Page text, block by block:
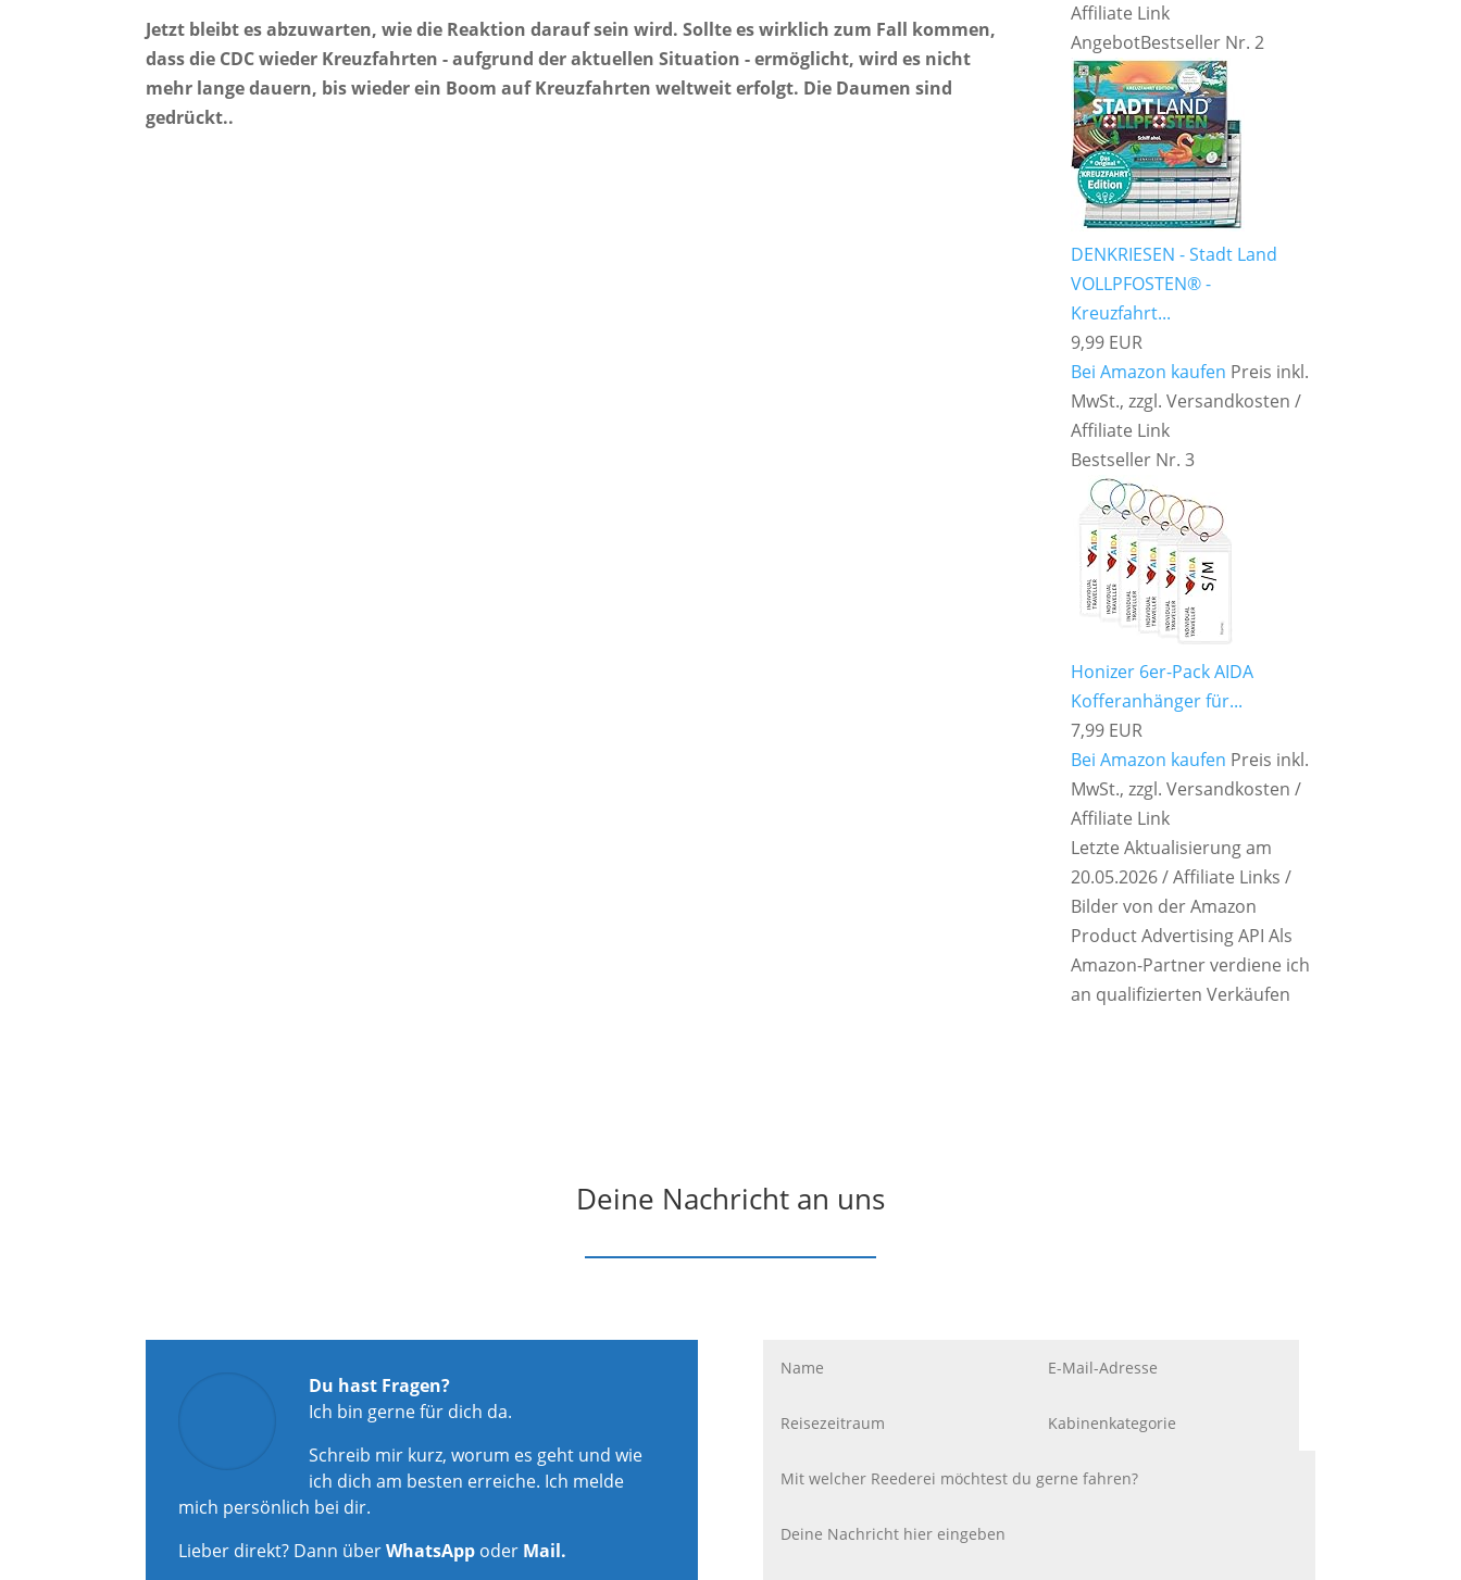
Jetzt bleibt es abzuwarten, wie die Reaktion darauf sein wird. Sollte es wirklich zum Fall kommen,
dass die CDC wieder Kreuzfahrten - aufgrund der aktuellen Situation - ermöglicht, wird es nicht
mehr lange dauern, bis wieder ein Boom auf Kreuzfahrten weltweit erfolgt. Die Daumen sind
gedrückt..
Affiliate Link
AngebotBestseller Nr. 2
DENKRIESEN - Stadt Land
VOLLPFOSTEN® -
Kreuzfahrt...
9,99 EUR
Bei Amazon kaufen Preis inkl.
MwSt., zzgl. Versandkosten /
Affiliate Link
Bestseller Nr. 3
Honizer 6er-Pack AIDA
Kofferanhänger für...
7,99 EUR
Bei Amazon kaufen Preis inkl.
MwSt., zzgl. Versandkosten /
Affiliate Link
Letzte Aktualisierung am
20.05.2026 / Affiliate Links /
Bilder von der Amazon
Product Advertising API Als
Amazon-Partner verdiene ich
an qualifizierten Verkäufen
Deine Nachricht an uns
Du hast Fragen?
Ich bin gerne für dich da.
Schreib mir kurz, worum es geht und wie
ich dich am besten erreiche. Ich melde
mich persönlich bei dir.
Lieber direkt? Dann überWhatsApp oder Mail.